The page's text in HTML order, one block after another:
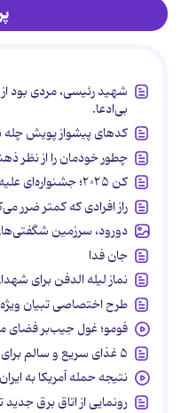
شهید رئیسی، مردی بود
بی‌ادعا.
کدهای پیشواز پویش
چطور خودمان را از نظر ذهنی ۳۸ برابر قوی‌تر
کن ۲۰۲۵؛ جشنواره‌ای علیه خانواده
راز افرادی که کمتر ضرر
دورود، سرزمین
جان فدا
نماز لیله الدفن برای
طرح اختصاصی تبیان
فومو؛ غول جیب‌بر فضای
۵ غذای سریع و سالم برای طبیعت‌گردی
نتیجه حمله آمریکا به
رونمایی از اتاق برق جدید